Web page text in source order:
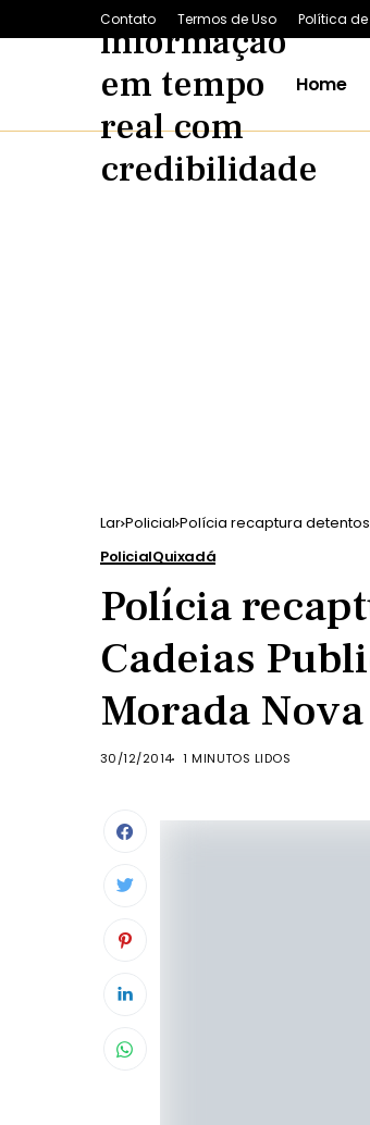
Contato Termos de Uso Política
Home
Lar Policial Polícia recaptura
PolicialQuixadá
Polícia
Cadeias
Morada Nova
30/12/2014 1 MINUTOS LIDOS